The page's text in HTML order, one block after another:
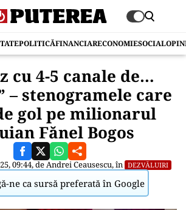
POLITICĂFINANCIARECONOMIESOCIAL
cu 4-5 canale de…
– stenogramele care
gol pe milionarul
Fănel Bogos
09:44, deAndrei Ceausescu, în DEZVĂLUIRI
ne ca sursă preferată în Google